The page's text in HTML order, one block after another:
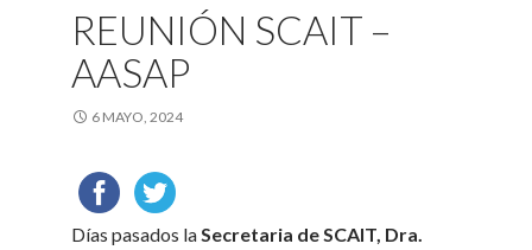
REUNIÓN SCAIT –
AASAP
6 MAYO, 2024
Días pasados laSecretaria de SCAIT, Dra.